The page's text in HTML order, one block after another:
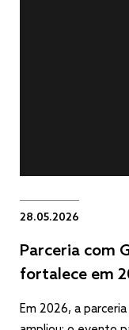
28.05.2026
Parceria com
fortalece em
Em 2026, a